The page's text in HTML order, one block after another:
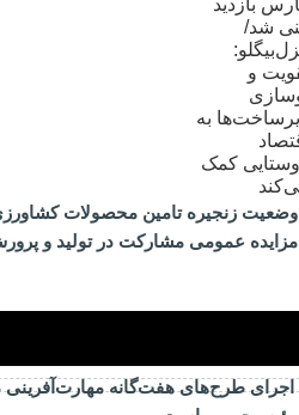
وضعیت زنجیره تامین محصولات
مزایده عمومی مشارکت در تولید و
اجرای طرح‌های هفت‌گانه مهارت‌آفرینی